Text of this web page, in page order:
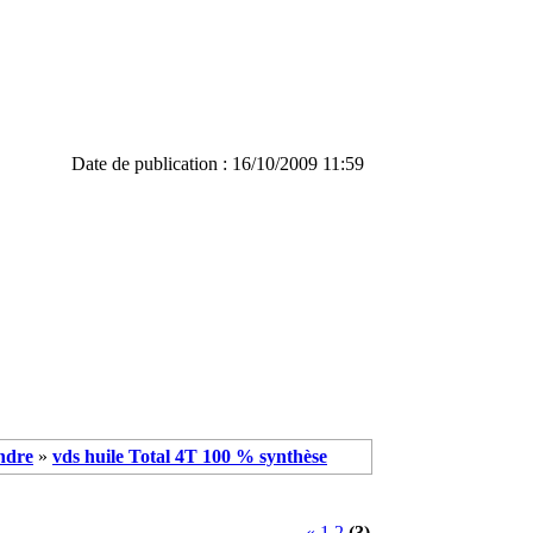
Date de publication : 16/10/2009 11:59
» vds huile Total 4T 100 % synthèse